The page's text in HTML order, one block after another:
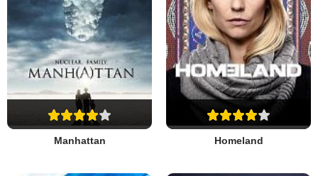
Manhattan Homeland